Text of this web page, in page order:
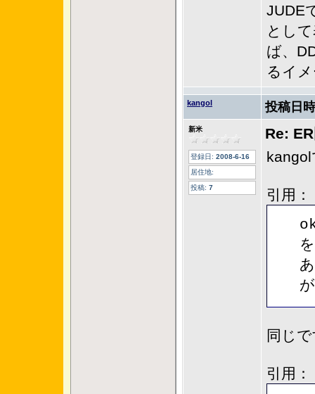
JUDE
とし
ば、
るイ
kangol 投稿日
新米
登録日: 2008-6-16
居住地:
投稿: 7
Re:
引用：
同じ
引用：